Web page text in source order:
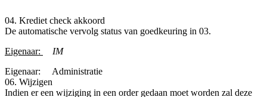
04. Krediet check akkoord
De automatische vervolg status van goedkeuring in 03.
Eigenaar:
IM
Eigenaar:
​Administratie
06. Wijzigen
Indien er een wijziging in een order gedaan moet worden zal deze